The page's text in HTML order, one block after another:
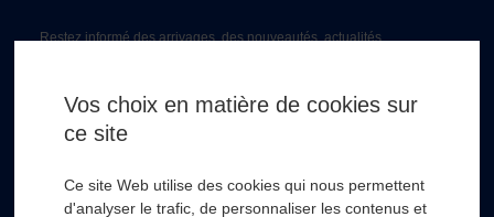
Restez informé des arrivages, des nouveautés, actualités...
Vos choix en matière de cookies sur
ce site
Ce site Web utilise des cookies qui nous permettent
d'analyser le trafic, de personnaliser les contenus et